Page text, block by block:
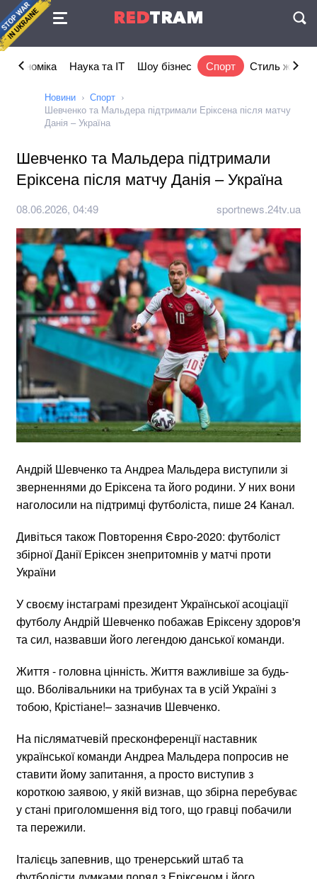
REDTRAM
Угода
Економіка Наука та IT Шоу бізнес Спорт Стиль життя
Новини
Спорт
Шевченко та Мальдера підтримали Еріксена після матчу
Данія – Україна
Шевченко та Мальдера підтримали
Еріксена після матчу Данія – Україна
08.06.2026, 04:49 sportnews.24tv.ua
Андрій Шевченко та Андреа Мальдера виступили зі
зверненнями до Еріксена та його родини. У них вони
наголосили на підтримці футболіста, пише 24 Канал.
Дивіться також Повторення Євро-2020: футболіст
збірної Данії Еріксен знепритомнів у матчі проти
України
У своєму інстаграмі президент Української асоціації
футболу Андрій Шевченко побажав Еріксену здоров'я
та сил, назвавши його легендою данської команди.
Життя - головна цінність. Життя важливіше за будь-
що. Вболівальники на трибунах та в усій Україні з
тобою, Крістіане!– зазначив Шевченко.
На післяматчевій пресконференції наставник
української команди Андреа Мальдера попросив не
ставити йому запитання, а просто виступив з
короткою заявою, у якій визнав, що збірна перебуває
у стані приголомшення від того, що гравці побачили
та пережили.
Італієць запевнив, що тренерський штаб та